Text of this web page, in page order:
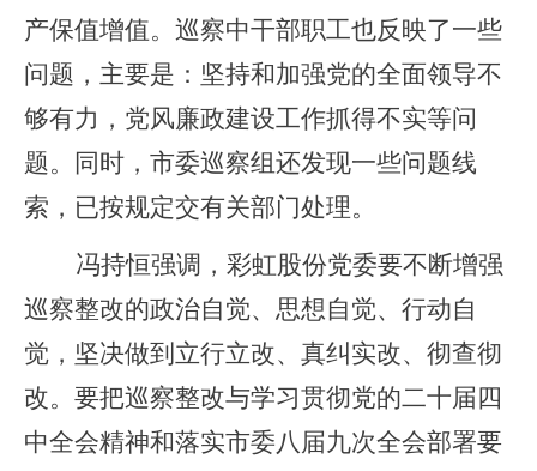
产保值增值。巡察中干部职工也反映了一些
问题，主要是：坚持和加强党的全面领导不
够有力，党风廉政建设工作抓得不实等问
题。同时，市委巡察组还发现一些问题线
索，已按规定交有关部门处理。
冯持恒强调，彩虹股份党委要不断增强
巡察整改的政治自觉、思想自觉、行动自
觉，坚决做到立行立改、真纠实改、彻查彻
改。要把巡察整改与学习贯彻党的二十届四
中全会精神和落实市委八届九次全会部署要